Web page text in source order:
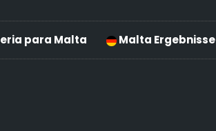
para Malta Malta Ergebnisse